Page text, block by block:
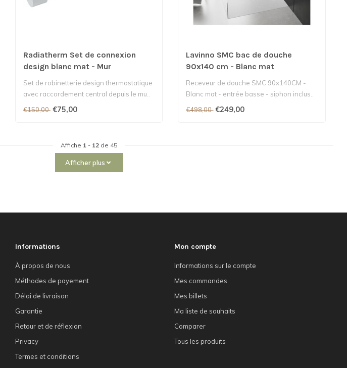
Radiatherm Set de connexion
design blanc mat - Mur
Set de robinetterie design thermostatique
avec raccordement central depuis le mu..
€150,00 €75,00
Lavinno SMC bac de douche
90x140 cm - Blanc mat
Receveur de douche SMC 90x140CM -
Blanc mat - entrée basse - siphon inclus..
€498,00 €249,00
Affiche 1 - 12 de 45
Afficher plus
Informations
À propos de nous
Méthodes de payement
Délai de livraison
Garantie
Retour et de réflexion
Privacy
Termes et conditions
Mon compte
Informations sur le compte
Mes commandes
Mes billets
Ma liste de souhaits
Comparer
Tous les produits